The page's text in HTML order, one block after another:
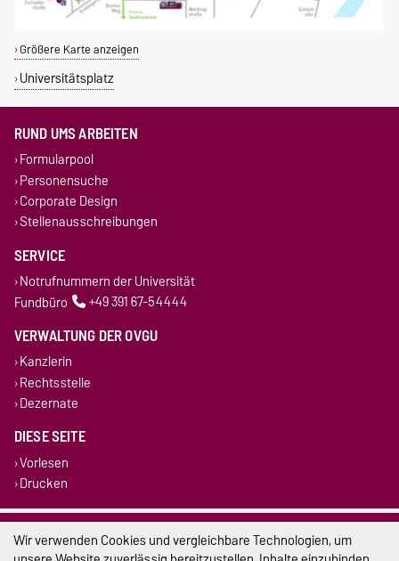
Größere Karte anzeigen
Universitätsplatz
RUND UMS ARBEITEN
Formularpool
Personensuche
Corporate Design
Stellenausschreibungen
SERVICE
Notrufnummern der Universität
Fundbüro
+49 391 67-54444
VERWALTUNG DER OVGU
Kanzlerin
Rechtsstelle
Dezernate
DIESE SEITE
Vorlesen
Drucken
Impressum
Wir verwenden Cookies und vergleichbare Technologien, um